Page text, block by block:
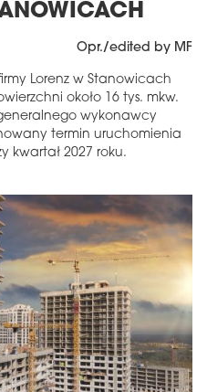
Opr./edited by MF
Lorenz w Stanowicach
około 16 tys. mkw.
wykonawcy
termin uruchomienia
kwartał 2027 roku.